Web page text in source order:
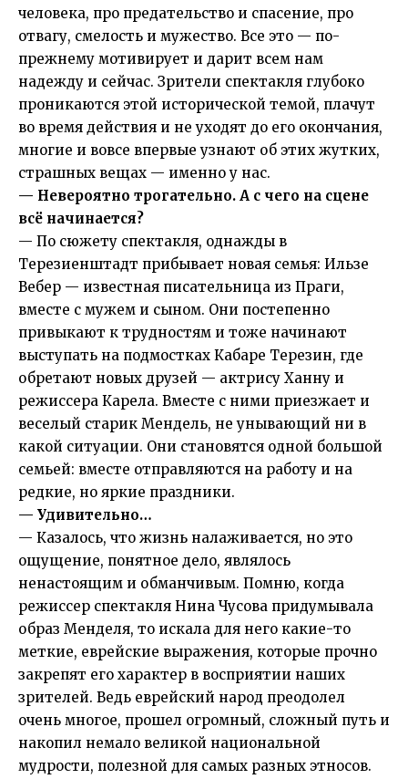
человека, про предательство и спасение, про
отвагу, смелость и мужество. Все это — по-
прежнему мотивирует и дарит всем нам
надежду и сейчас. Зрители спектакля глубоко
проникаются этой исторической темой, плачут
во время действия и не уходят до его окончания,
многие и вовсе впервые узнают об этих жутких,
страшных вещах — именно у нас.
— Невероятно трогательно. А с чего на сцене
всё начинается?
— По сюжету спектакля, однажды в
Терезиенштадт прибывает новая семья: Ильзе
Вебер — известная писательница из Праги,
вместе с мужем и сыном. Они постепенно
привыкают к трудностям и тоже начинают
выступать на подмостках Кабаре Терезин, где
обретают новых друзей — актрису Ханну и
режиссера Карела. Вместе с ними приезжает и
веселый старик Мендель, не унывающий ни в
какой ситуации. Они становятся одной большой
семьей: вместе отправляются на работу и на
редкие, но яркие праздники.
— Удивительно…
— Казалось, что жизнь налаживается, но это
ощущение, понятное дело, являлось
ненастоящим и обманчивым. Помню, когда
режиссер спектакля Нина Чусова придумывала
образ Менделя, то искала для него какие-то
меткие, еврейские выражения, которые прочно
закрепят его характер в восприятии наших
зрителей. Ведь еврейский народ преодолел
очень многое, прошел огромный, сложный путь и
накопил немало великой национальной
мудрости, полезной для самых разных этносов.